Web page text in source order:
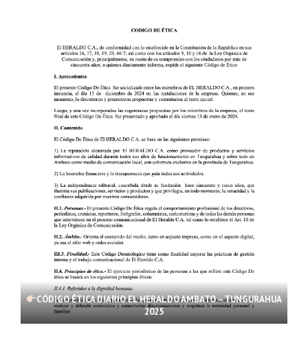
CÓDIGO ÉTICA DIARIO EL HERALDO AMBATO – TUNGURAHUA
2025